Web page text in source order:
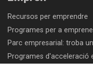
Recursos per emprendre
Programes per a
Parc empresarial: troba
Programes d'acceleració